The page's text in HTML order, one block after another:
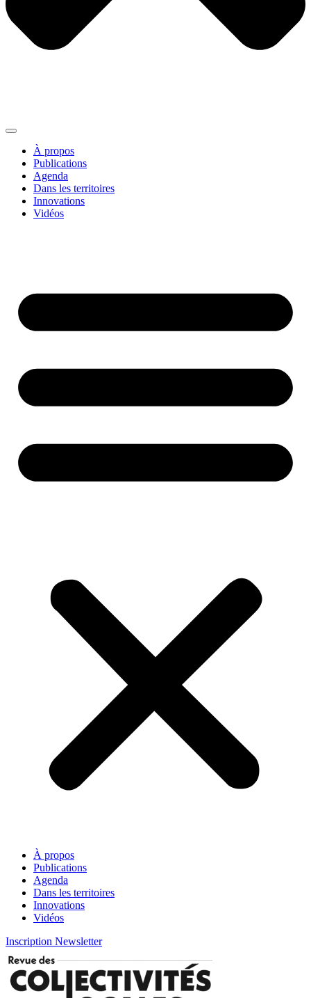
À propos
Publications
Agenda
Dans les territoires
Innovations
Vidéos
À propos
Publications
Agenda
Dans les territoires
Innovations
Vidéos
Inscription Newsletter